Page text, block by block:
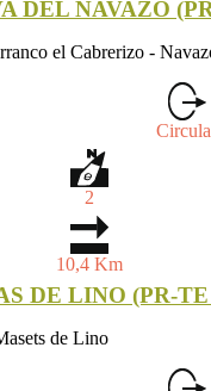
DEL NAVAZO
el Cabrerizo -
2
10,4 Km
DE LINO (PR-TE
de Lino